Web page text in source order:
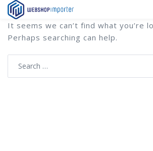
It seems we can’t find what you’re
Perhaps searching can help.